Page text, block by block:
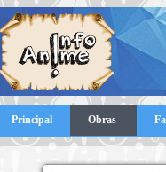
Principal Obras